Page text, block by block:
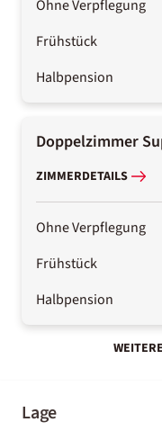
Ohne Verpflegung
Frühstück
Halbpension
Doppelzimmer
ZIMMERDETAILS
Ohne Verpflegung
Frühstück
Halbpension
Lage